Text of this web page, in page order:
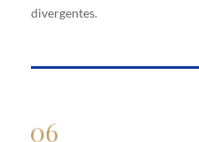
divergentes.